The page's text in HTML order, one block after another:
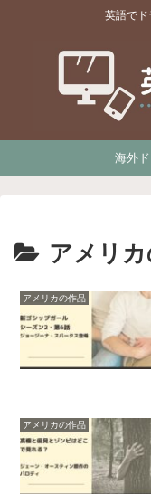
英語でド
海外
アメリ
アメリカの作品
アメリカの作品